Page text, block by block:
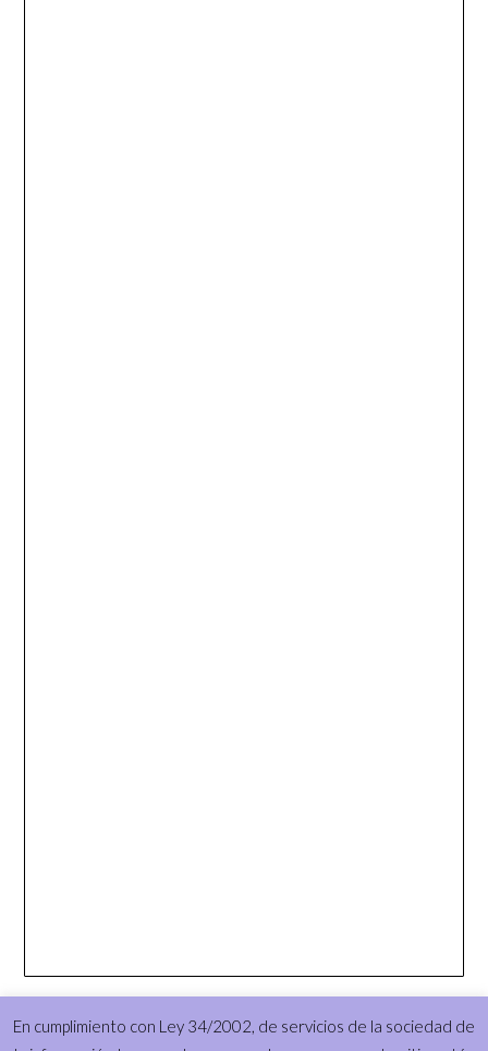
© 2026 © El Caldero de Morganna-Brujería Tradicional
En cumplimiento con Ley 34/2002, de servicios de la sociedad de